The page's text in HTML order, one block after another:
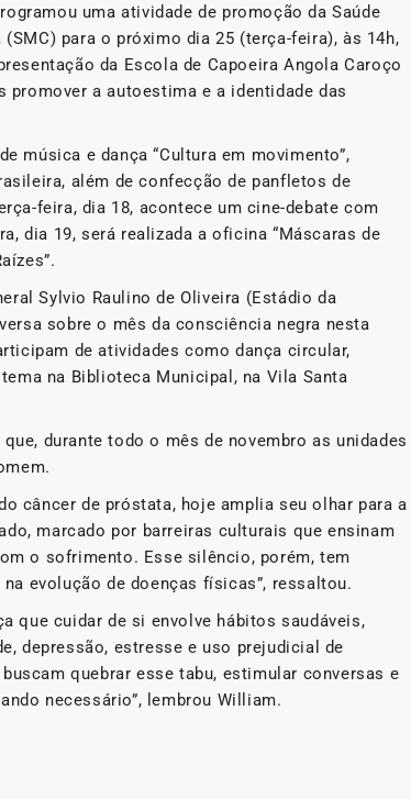
uma atividade de promoção da Saúde
para o próximo dia 25 (terça-feira), às 14h,
da Escola de Capoeira Angola Caroço
promover a autoestima e a identidade das
música e dança “Cultura em movimento”,
além de confecção de panfletos de
feira, dia 18, acontece um cine-debate com
dia 19, será realizada a oficina “Máscaras de
Sylvio Raulino de Oliveira (Estádio da
sobre o mês da consciência negra nesta
de atividades como dança circular,
na Biblioteca Municipal, na Vila Santa
durante todo o mês de novembro as unidades
câncer de próstata, hoje amplia seu olhar para a
marcado por barreiras culturais que ensinam
o sofrimento. Esse silêncio, porém, tem
evolução de doenças físicas”, ressaltou.
que cuidar de si envolve hábitos saudáveis,
depressão, estresse e uso prejudicial de
quebrar esse tabu, estimular conversas e
necessário”, lembrou William.